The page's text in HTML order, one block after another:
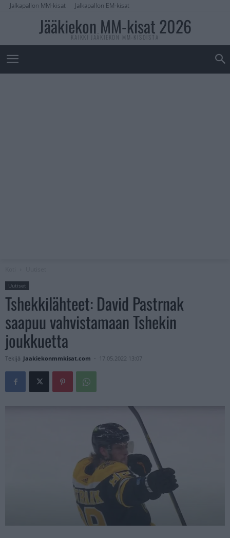
Jalkapallon MM-kisat Jalkapallon EM-kisat
Jääkiekon MM-kisat 2026
KAIKKI JÄÄKIEKON MM-KISOISTA
Uutiset
Tshekkilähteet: David Pastrnak
saapuu vahvistamaan Tshekin
joukkuetta
Tekijä Jaakiekonmmkisat.com - 17.05.2022 13:07